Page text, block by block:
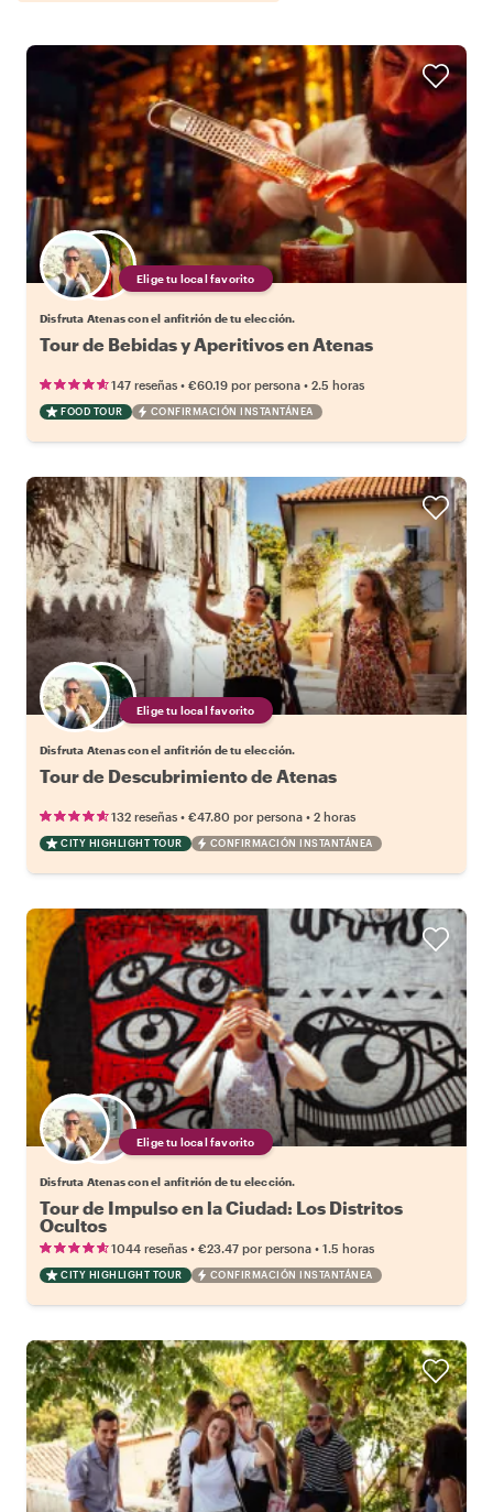
Elige tu local favorito
Disfruta Atenas con el anfitrión de tu elección.
Tour de Bebidas y Aperitivos en Atenas
147 reseñas • €60.19 por persona • 2.5 horas
FOOD TOUR CONFIRMACIÓN INSTANTÁNEA
Elige tu local favorito
Disfruta Atenas con el anfitrión de tu elección.
Tour de Descubrimiento de Atenas
132 reseñas • €47.80 por persona • 2 horas
CITY HIGHLIGHT TOUR CONFIRMACIÓN INSTANTÁNEA
Elige tu local favorito
Disfruta Atenas con el anfitrión de tu elección.
Tour de Impulso en la Ciudad: Los Distritos
Ocultos
1044 reseñas • €23.47 por persona • 1.5 horas
CITY HIGHLIGHT TOUR CONFIRMACIÓN INSTANTÁNEA